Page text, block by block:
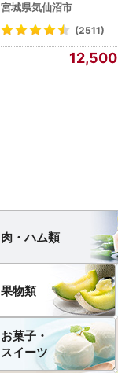
宮城県気仙沼市
(2511)
12,500
肉・ハム類
果物類
お菓子・
スイーツ